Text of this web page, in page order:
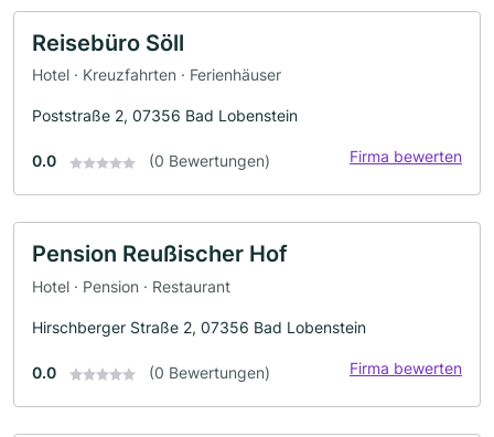
Reisebüro Söll
Hotel · Kreuzfahrten · Ferienhäuser
Poststraße 2, 07356 Bad Lobenstein
0.0 (0 Bewertungen) Firma bewerten
Pension Reußischer Hof
Hotel · Pension · Restaurant
Hirschberger Straße 2, 07356 Bad Lobenstein
0.0 (0 Bewertungen) Firma bewerten